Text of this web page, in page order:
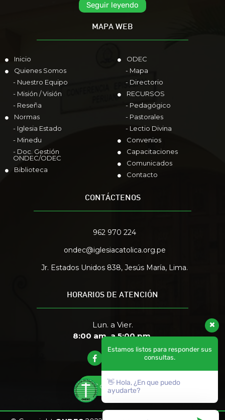
Seguir leyendo
MAPA WEB
Inicio
Quienes Somos
- Nuestro Equipo
- Misión / Visión
- Reseña
Normas
- Iglesia Estado
- Minedu
- Doc. Gestión
ONDEC/ODEC
Biblioteca
ODEC
- Mapa
- Directorio
RECURSOS
- Pedagógico
- Pastorales
- Lectio Divina
Convenios
Capacitaciones
Comunicados
Contacto
CONTÁCTENOS
962 970 224
ondec@iglesiacatolica.org.pe
Jr. Estados Unidos 838, Jesús María, Lima.
HORARIOS DE ATENCIÓN
Lun. a Vier.
8:00 am. a 5:00 pm.
Contacto Contacto
Estamos listos para responder sus
consultas.
👋 Hola, ¿En que puedo
ayudarte?